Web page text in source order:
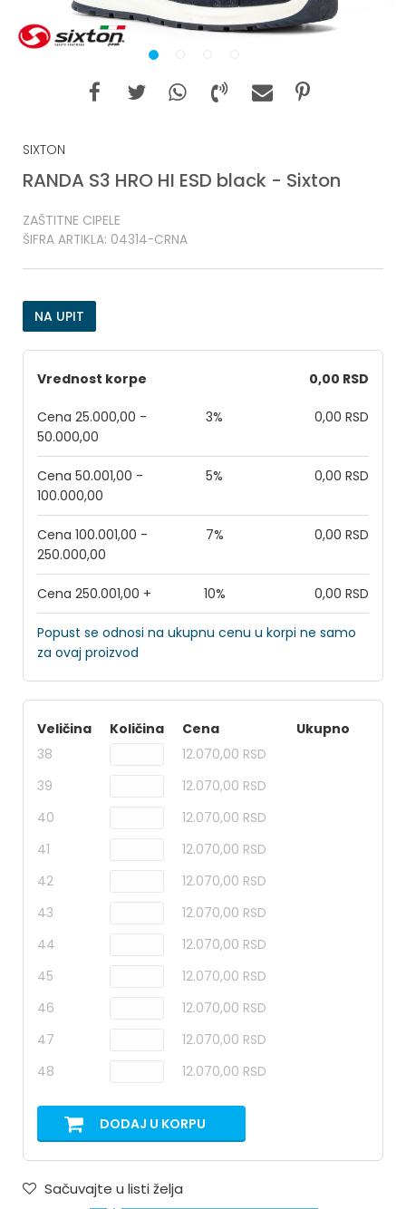
1
SIXTON
RANDA S3 HRO HI ESD black - Sixton
ZAŠTITNE CIPELE
ŠIFRA ARTIKLA: 04314-CRNA
NA UPIT
Vrednost korpe 0,00 RSD
Cena 25.000,00 -
50.000,00
3% 0,00 RSD
Cena 50.001,00 -
100.000,00
5% 0,00 RSD
Cena 100.001,00 -
250.000,00
7% 0,00 RSD
Cena 250.001,00 + 10% 0,00 RSD
Popust se odnosi na ukupnu cenu u korpi ne samo
za ovaj proizvod
Veličina Količina Cena
Ukupno
38
12.070,00 RSD
39
12.070,00 RSD
40
12.070,00 RSD
41
12.070,00 RSD
42
12.070,00 RSD
43
12.070,00 RSD
44
12.070,00 RSD
45
12.070,00 RSD
46
12.070,00 RSD
47
12.070,00 RSD
48
12.070,00 RSD
DODAJ U KORPU
Sačuvajte u listi želja